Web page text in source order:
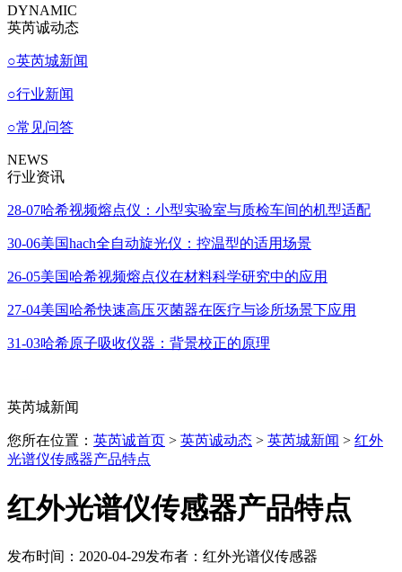
DYNAMIC
英芮诚动态
○英芮城新闻
○行业新闻
○常见问答
NEWS
行业资讯
28-07哈希视频熔点仪：小型实验室与质检车间的机型适配
30-06美国hach全自动旋光仪：控温型的适用场景
26-05美国哈希视频熔点仪在材料科学研究中的应用
27-04美国哈希快速高压灭菌器在医疗与诊所场景下应用
31-03哈希原子吸收仪器：背景校正的原理
英芮城新闻
您所在位置： 英芮诚首页 > 英芮诚动态 > 英芮城新闻 > 红外
光谱仪传感器产品特点
红外光谱仪传感器产品特点
发布时间：2020-04-29发布者：红外光谱仪传感器